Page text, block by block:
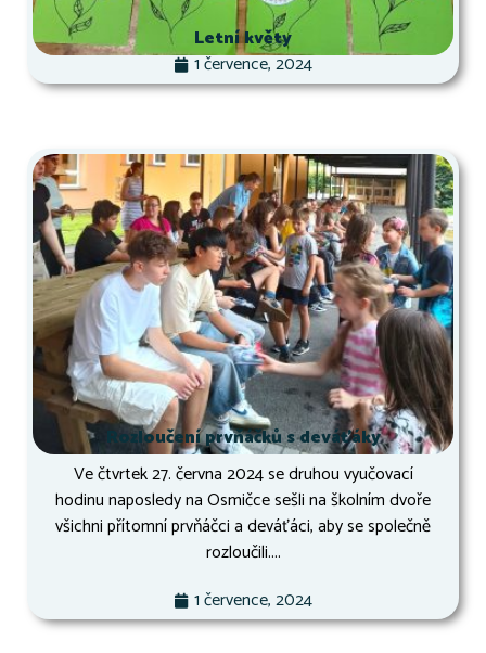
Letní květy
1 července, 2024
Rozloučení prvňáčků s deváťáky
Ve čtvrtek 27. června 2024 se druhou vyučovací
hodinu naposledy na Osmičce sešli na školním dvoře
všichni přítomní prvňáčci a deváťáci, aby se společně
rozloučili....
1 července, 2024